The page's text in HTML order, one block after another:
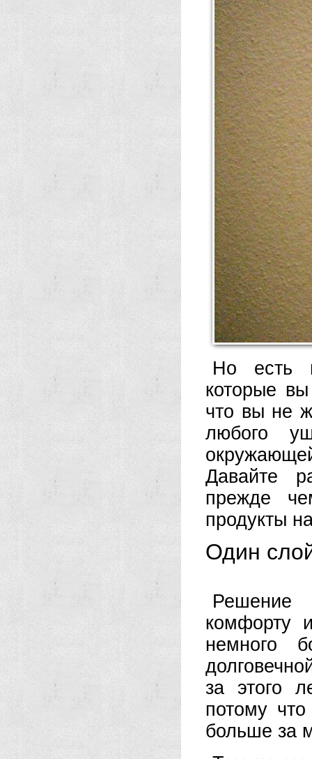
Но есть
которые
что вы не
любого
Давайте
прежде
продукты
Один
Решение
комфорту
немного
за этого
потому
больше за